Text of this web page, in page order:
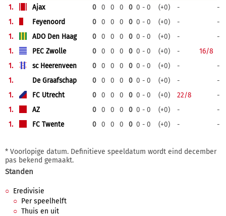
1.
Ajax 0 0 0 0 0 0 - 0 (+0) -
-
1.
Feyenoord 0 0 0 0 0 0 - 0 (+0) -
-
1.
ADO Den Haag 0 0 0 0 0 0 - 0 (+0) -
-
1.
PEC Zwolle 0 0 0 0 0 0 - 0 (+0) -
16/8
1.
sc Heerenveen 0 0 0 0 0 0 - 0 (+0) -
-
1.
De Graafschap 0 0 0 0 0 0 - 0 (+0) -
-
1.
FC Utrecht 0 0 0 0 0 0 - 0 (+0) 22/8
-
1.
AZ 0 0 0 0 0 0 - 0 (+0) -
-
1.
FC Twente 0 0 0 0 0 0 - 0 (+0) - -
* Voorlopige datum. Definitieve speeldatum wordt eind december
pas bekend gemaakt.
Standen
Eredivisie
Per speelhelft
Thuis en uit